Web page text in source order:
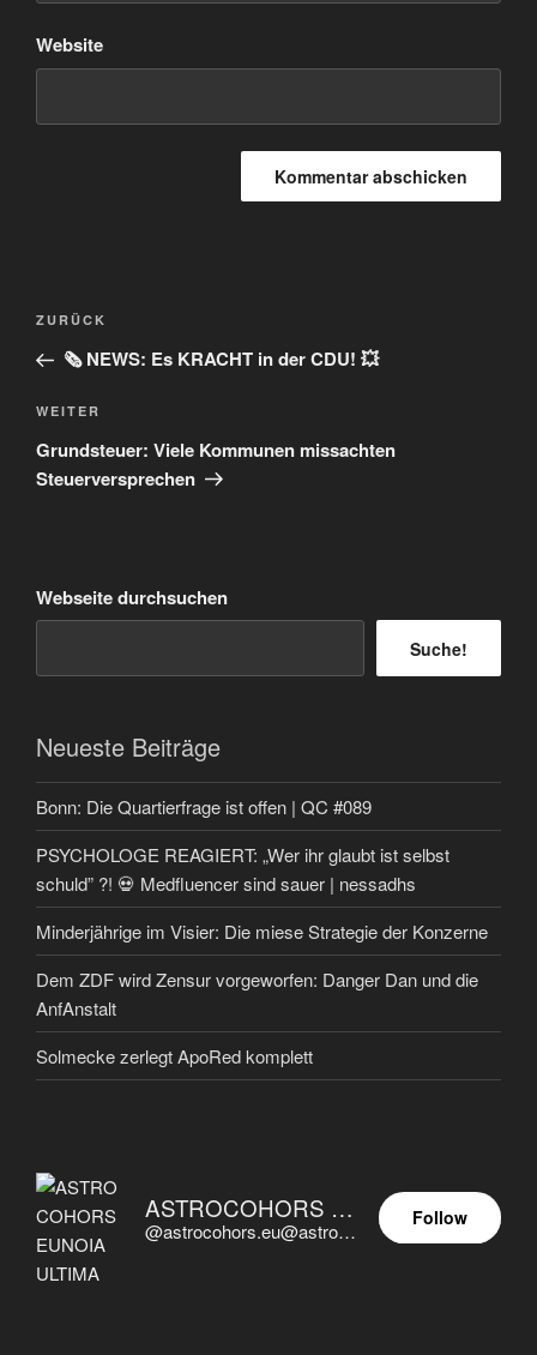
Website
Beitragsnavigation
Vorheriger
Beitrag
ZURÜCK
🗞️ NEWS: Es KRACHT in der CDU! 💥
Nächster
Beitrag
WEITER
Grundsteuer: Viele Kommunen missachten
Steuerversprechen
Webseite durchsuchen
Suche!
Neueste Beiträge
Bonn: Die Quartierfrage ist offen | QC #089
PSYCHOLOGE REAGIERT: „Wer ihr glaubt ist selbst
schuld” ?! 💀 Medfluencer sind sauer | nessadhs
Minderjährige im Visier: Die miese Strategie der Konzerne
Dem ZDF wird Zensur vorgeworfen: Danger Dan und die
AnfAnstalt
Solmecke zerlegt ApoRed komplett
ASTROCOHORS EUNOIA ULTIMA
@astrocohors.eu@astrocohors.eu
Follow